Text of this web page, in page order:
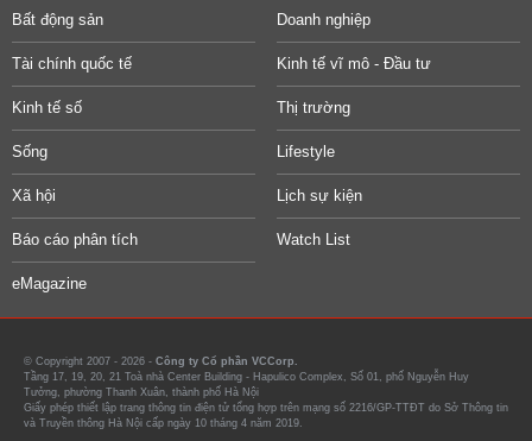
Bất động sản Doanh nghiệp
Tài chính quốc tế Kinh tế vĩ mô - Đầu tư
Kinh tế số Thị trường
Sống Lifestyle
Xã hội Lịch sự kiện
Báo cáo phân tích Watch List
eMagazine
© Copyright 2007 - 2026 - Công ty Cổ phần VCCorp.
Tầng 17, 19, 20, 21 Toà nhà Center Building - Hapulico Complex, Số 01, phố Nguyễn Huy
Tưởng, phường Thanh Xuân, thành phố Hà Nội
Giấy phép thiết lập trang thông tin điện tử tổng hợp trên mạng số 2216/GP-TTĐT do Sở Thông tin
và Truyền thông Hà Nội cấp ngày 10 tháng 4 năm 2019.